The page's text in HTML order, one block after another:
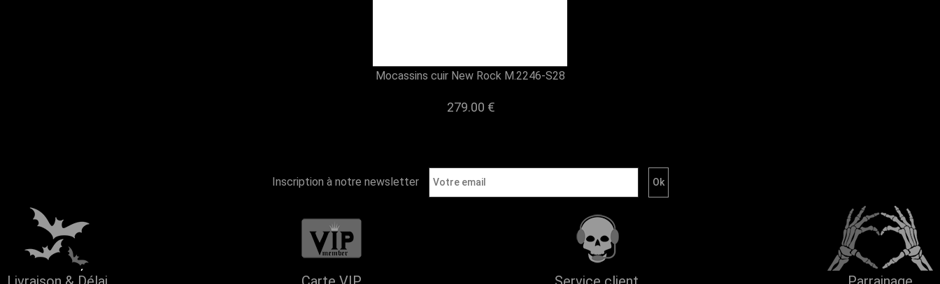
Mocassins cuir New Rock M.2246-S28
279.00 €
Inscription à notre newsletter